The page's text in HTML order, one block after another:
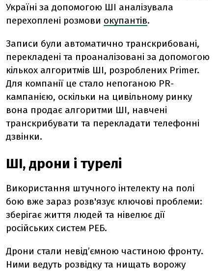
Україні за допомогою ШІ аналізувала
перехоплені розмови окупантів.
Записи були автоматично транскрибовані,
перекладені та проаналізовані за допомогою
кількох алгоритмів ШІ, розроблених Primer.
Для компанії це стало непоганою PR-
кампанією, оскільки на цивільному ринку
вона продає алгоритми ШІ, навчені
транскрибувати та перекладати телефонні
дзвінки.
ШІ, дрони і турелі
Використання штучного інтелекту на полі
бою вже зараз розв'язує ключові проблеми:
зберігає життя людей та нівелює дії
російських систем РЕБ.
Дрони стали невідʼємною частиною фронту.
Ними ведуть розвідку та нищать ворожу